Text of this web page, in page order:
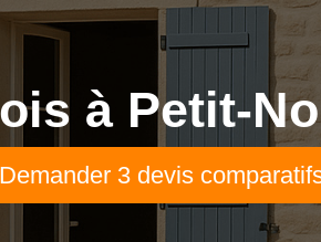
à Petit-
Demander 3 devis